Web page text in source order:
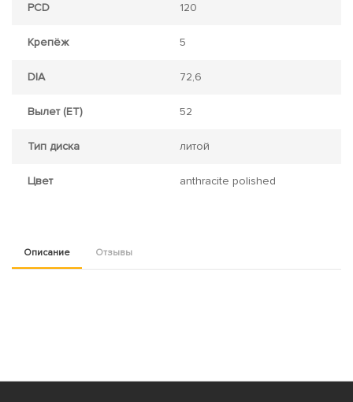
PCD 120
Крепёж 5
DIA 72,6
Вылет (ET) 52
Тип диска литой
Цвет anthracite polished
Описание Отзывы